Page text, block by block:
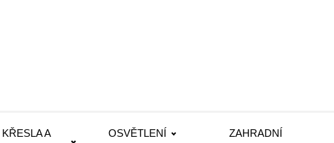
KŘESLA A
OSVĚTLENÍ
ZAHRADNÍ